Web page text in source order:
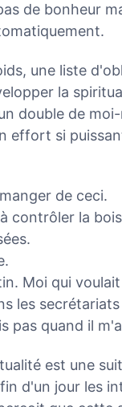
de bonheur
une liste
la
double de
effort si
de ceci.
contrôler la
Moi qui
les
pas quand il
est une
d'un jour les